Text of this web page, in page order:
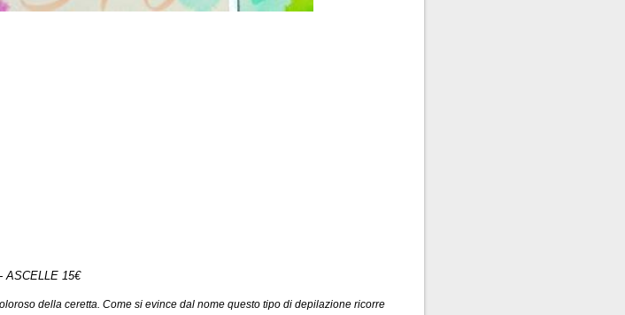
15€
della ceretta. Come si evince dal nome questo tipo di depilazione ricorre